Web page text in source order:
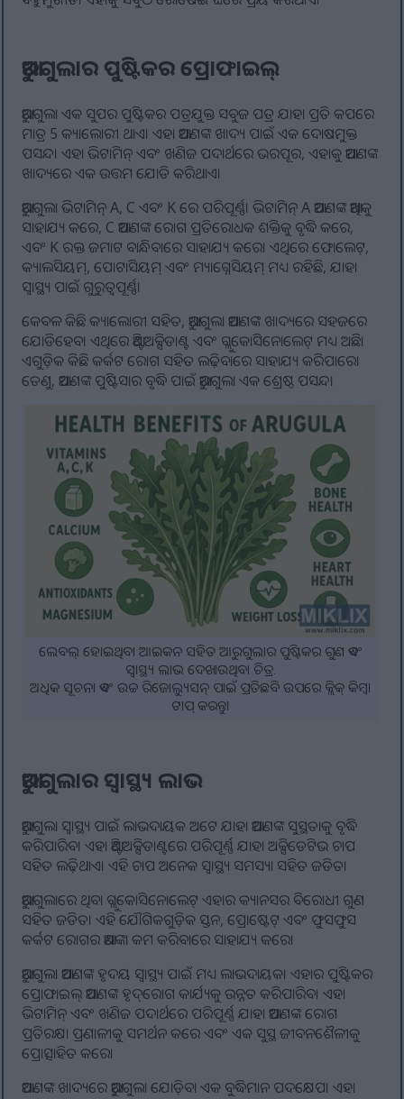
ଆରୁଗୁଲାର ପୁଷ୍ଟିକର ପ୍ରୋଫାଇଲ୍
ଆରୁଗୁଲା ଏକ ସୁପର ପୁଷ୍ଟିକର ପତ୍ରଯୁକ୍ତ ସବୁଜ ପତ୍ର ଯାହା ପ୍ରତି କପରେ
ମାତ୍ର 5 କ୍ୟାଲୋରୀ ଥାଏ। ଏହା ଆପଣଙ୍କ ଖାଦ୍ୟ ପାଇଁ ଏକ ଦୋଷମୁକ୍ତ
ପସନ୍ଦ। ଏହା ଭିଟାମିନ୍ ଏବଂ ଖଣିଜ ପଦାର୍ଥରେ ଭରପୂର, ଏହାକୁ ଆପଣଙ୍କ
ଖାଦ୍ୟରେ ଏକ ଉତ୍ତମ ଯୋଡି କରିଥାଏ।
ଆରୁଗୁଲା ଭିଟାମିନ୍ A, C ଏବଂ K ରେ ପରିପୂର୍ଣ୍ଣ। ଭିଟାମିନ୍ A ଆପଣଙ୍କ ଆଖିକୁ
ସାହାଯ୍ୟ କରେ, C ଆପଣଙ୍କ ରୋଗ ପ୍ରତିରୋଧକ ଶକ୍ତିକୁ ବୃଦ୍ଧି କରେ,
ଏବଂ K ରକ୍ତ ଜମାଟ ବାନ୍ଧିବାରେ ସାହାଯ୍ୟ କରେ। ଏଥିରେ ଫୋଲେଟ୍,
କ୍ୟାଲସିୟମ୍, ପୋଟାସିୟମ୍ ଏବଂ ମ୍ୟାଗ୍ନେସିୟମ୍ ମଧ୍ୟ ରହିଛି, ଯାହା
ସ୍ୱାସ୍ଥ୍ୟ ପାଇଁ ଗୁରୁତ୍ୱପୂର୍ଣ୍ଣ।
କେବଳ କିଛି କ୍ୟାଲୋରୀ ସହିତ, ଆରୁଗୁଲା ଆପଣଙ୍କ ଖାଦ୍ୟରେ ସହଜରେ
ଯୋଡିହେବ। ଏଥିରେ ଆଣ୍ଟିଅକ୍ସିଡାଣ୍ଟ ଏବଂ ଗ୍ଲୁକୋସିନୋଲେଟ୍ ମଧ୍ୟ ଅଛି।
ଏଗୁଡ଼ିକ କିଛି କର୍କଟ ରୋଗ ସହିତ ଲଢ଼ିବାରେ ସାହାଯ୍ୟ କରିପାରେ।
ତେଣୁ, ଆପଣଙ୍କ ପୁଷ୍ଟିସାର ବୃଦ୍ଧି ପାଇଁ ଆରୁଗୁଲା ଏକ ଶ୍ରେଷ୍ଠ ପସନ୍ଦ।
ଲେବଲ୍ ହୋଇଥିବା ଆଇକନ ସହିତ ଆରୁଗୁଲାର ପୁଷ୍ଟିକର ଗୁଣ ଏବଂ
ସ୍ୱାସ୍ଥ୍ୟ ଲାଭ ଦେଖାଉଥିବା ଚିତ୍ର.
ଅଧିକ ସୂଚନା ଏବଂ ଉଚ୍ଚ ରିଜୋଲ୍ୟୁସନ୍ ପାଇଁ ପ୍ରତିଛବି ଉପରେ କ୍ଲିକ୍ କିମ୍ବା
ଟାପ୍ କରନ୍ତୁ।
ଆରୁଗୁଲାର ସ୍ୱାସ୍ଥ୍ୟ ଲାଭ
ଆରୁଗୁଲା ସ୍ୱାସ୍ଥ୍ୟ ପାଇଁ ଲାଭଦାୟକ ଅଟେ ଯାହା ଆପଣଙ୍କ ସୁସ୍ଥତାକୁ ବୃଦ୍ଧି
କରିପାରିବ। ଏହା ଆଣ୍ଟିଅକ୍ସିଡାଣ୍ଟରେ ପରିପୂର୍ଣ୍ଣ ଯାହା ଅକ୍ସିଡେଟିଭ ଚାପ
ସହିତ ଲଢ଼ିଥାଏ। ଏହି ଚାପ ଅନେକ ସ୍ୱାସ୍ଥ୍ୟ ସମସ୍ୟା ସହିତ ଜଡିତ।
ଆରୁଗୁଲାରେ ଥିବା ଗ୍ଲୁକୋସିନୋଲେଟ୍ ଏହାର କ୍ୟାନସର ବିରୋଧୀ ଗୁଣ
ସହିତ ଜଡିତ। ଏହି ଯୌଗିକଗୁଡ଼ିକ ସ୍ତନ, ପ୍ରୋଷ୍ଟେଟ୍ ଏବଂ ଫୁସଫୁସ
କର୍କଟ ରୋଗର ଆଶଙ୍କା କମ କରିବାରେ ସାହାଯ୍ୟ କରେ।
ଆରୁଗୁଲା ଆପଣଙ୍କ ହୃଦୟ ସ୍ୱାସ୍ଥ୍ୟ ପାଇଁ ମଧ୍ୟ ଲାଭଦାୟକ। ଏହାର ପୁଷ୍ଟିକର
ପ୍ରୋଫାଇଲ୍ ଆପଣଙ୍କ ହୃଦ୍‌ରୋଗ କାର୍ଯ୍ୟକୁ ଉନ୍ନତ କରିପାରିବ। ଏହା
ଭିଟାମିନ୍ ଏବଂ ଖଣିଜ ପଦାର୍ଥରେ ପରିପୂର୍ଣ୍ଣ ଯାହା ଆପଣଙ୍କ ରୋଗ
ପ୍ରତିରକ୍ଷା ପ୍ରଣାଳୀକୁ ସମର୍ଥନ କରେ ଏବଂ ଏକ ସୁସ୍ଥ ଜୀବନଶୈଳୀକୁ
ପ୍ରୋତ୍ସାହିତ କରେ।
ଆପଣଙ୍କ ଖାଦ୍ୟରେ ଆରୁଗୁଲା ଯୋଡ଼ିବା ଏକ ବୁଦ୍ଧିମାନ ପଦକ୍ଷେପ। ଏହା